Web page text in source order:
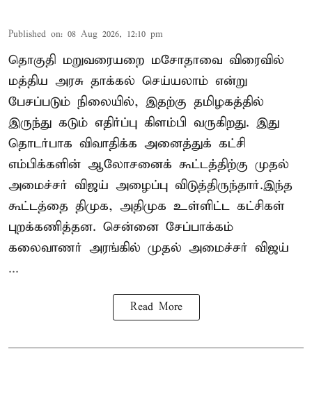
Published on: 08 Aug 2026, 12:10 pm
தொகுதி மறுவரையறை மசோதாவை விரைவில்
மத்திய அரசு தாக்கல் செய்யலாம் என்று
பேசப்படும் நிலையில், இதற்கு தமிழகத்தில்
இருந்து கடும் எதிர்ப்பு கிளம்பி வருகிறது. இது
தொடர்பாக விவாதிக்க அனைத்துக் கட்சி
எம்பிக்களின் ஆலோசனைக் கூட்டத்திற்கு முதல்
அமைச்சர் விஜய் அழைப்பு விடுத்திருந்தார்.இந்த
கூட்டத்தை திமுக, அதிமுக உள்ளிட்ட கட்சிகள்
புறக்கணித்தன. சென்னை சேப்பாக்கம்
கலைவாணர் அரங்கில் முதல் அமைச்சர் விஜய்
...
Read More